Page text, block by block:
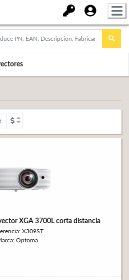
XGA 3700L corta distancia
X309ST
Optoma